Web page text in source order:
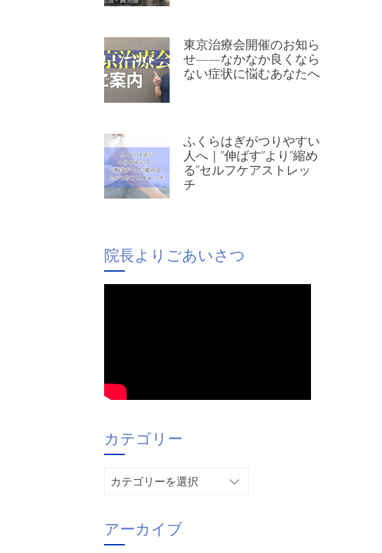
東京治療会開催のお知ら
せ——なかなか良くなら
ない症状に悩むあなたへ
ふくらはぎがつりやすい
人へ｜”伸ばす”より”縮め
る”セルフケアストレッ
チ
院長よりごあいさつ
カテゴリー
カ
リ
ー
アーカイブ